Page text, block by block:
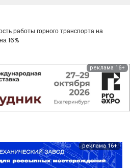
работы горного транспорта на
16%
реклама 16+
реклама 16+